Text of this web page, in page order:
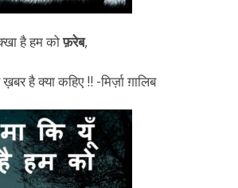
है हम कोफ़रेब,
है क्या कहिए !! -मिर्ज़ा ग़ालिब